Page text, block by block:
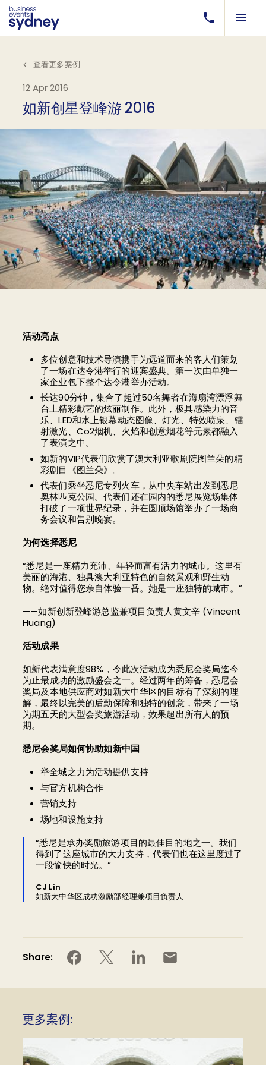
查看更多案例
12 Apr 2016
如新创星登峰游 2016
活动亮点
多位创意和技术导演携手为远道而来的客人们策划
了一场在达令港举行的迎宾盛典。第一次由单独一
家企业包下整个达令港举办活动。
长达90分钟，集合了超过50名舞者在海扇湾漂浮舞
台上精彩献艺的炫丽制作。此外，极具感染力的音
乐、LED和水上银幕动态图像、灯光、特效喷泉、镭
射激光、Co2烟机、火焰和创意烟花等元素都融入
了表演之中。
如新的VIP代表们欣赏了澳大利亚歌剧院图兰朵的精
彩剧目《图兰朵》。
代表们乘坐悉尼专列火车，从中央车站出发到悉尼
奥林匹克公园。代表们还在园内的悉尼展览场集体
打破了一项世界纪录，并在圆顶场馆举办了一场商
务会议和告别晚宴。
为何选择悉尼
“悉尼是一座精力充沛、年轻而富有活力的城市。这里有
美丽的海港、独具澳大利亚特色的自然景观和野生动
物。绝对值得您亲自体验一番。她是一座独特的城市。”
——如新创新登峰游总监兼项目负责人黄文辛 (Vincent
Huang)
活动成果
如新代表满意度98%，令此次活动成为悉尼会奖局迄今
为止最成功的激励盛会之一。经过两年的筹备，悉尼会
奖局及本地供应商对如新大中华区的目标有了深刻的理
解，最终以完美的后勤保障和独特的创意，带来了一场
为期五天的大型会奖旅游活动，效果超出所有人的预
期。
悉尼会奖局如何协助如新中国
举全城之力为活动提供支持
与官方机构合作
营销支持
场地和设施支持
“悉尼是承办奖励旅游项目的最佳目的地之一。我们
得到了这座城市的大力支持，代表们也在这里度过了
一段愉快的时光。”
CJ Lin
如新大中华区成功激励部经理兼项目负责人
Share:
更多案例: